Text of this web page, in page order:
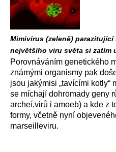
Mimivirus (zeleně)
největšího viru světa si zatím
Porovnáváním genetického
známými organismy pak
jsou jakýmisi „tavícími kotly“
se míchají dohromady geny
archeí,virů i amoeb) a kde z
formy, včetně nyní
marseilleviru.